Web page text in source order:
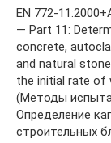
EN 772-
— Part 11:
concrete,
and natural
the initial rate of
(Методы
Определение
строительных